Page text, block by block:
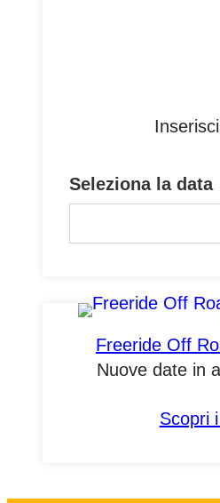
Seleziona la data
Freeride Off
Nuove date in
Scopri